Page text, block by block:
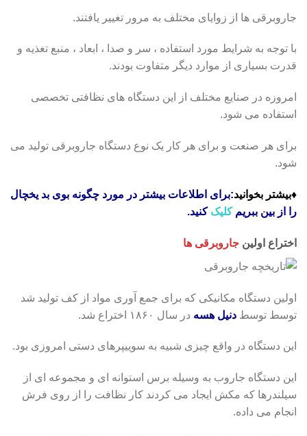
جاروبرقی ها از زوایای مختلف به مرور تغییر یافتند.
با توجه به شرایط مورد استفاده ، سر و صدا ، ابعاد ، منبع تغذیه و
قدرت بسیاری از موارد دیگر متفاوت بودند.
امروزه در صنایع مختلف از این دستگاه های نظافتی تخصصی
استفاده می شود.
برای هر صنعت و برای هر کار یک نوع دستگاه جاروبرقی تولید می
شود.
♦بیشتر بخوانید:برای اطلاعات بیشتر در مورد چگونه بوی بد یخچال
را از بین ببریم کلیک کنید.
اختراع اولین جاروبرقی ها
اولین دستگاه مکانیکی که برای جمع آوری مواد از کف تولید شد
توسط توسط دنیل هسه در سال ۱۸۶۰ اختراع شد.
این دستگاه در واقع چیزی شبیه به سوییپرهای دستی امروزی بود.
این دستگاه جاروب به وسیله برس استوانه ای و مجموعه ای از
سیلندرها که مکش ایجاد می کردند کار نظافت را از روی فرش
انجام می داده.